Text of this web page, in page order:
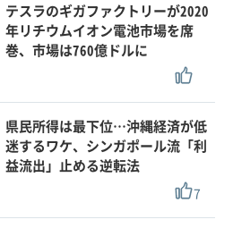
テスラのギガファクトリーが2020
年リチウムイオン電池市場を席
巻、市場は760億ドルに
県民所得は最下位…沖縄経済が低
迷するワケ、シンガポール流「利
益流出」止める逆転法
7